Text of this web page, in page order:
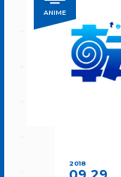
ANIME
2018